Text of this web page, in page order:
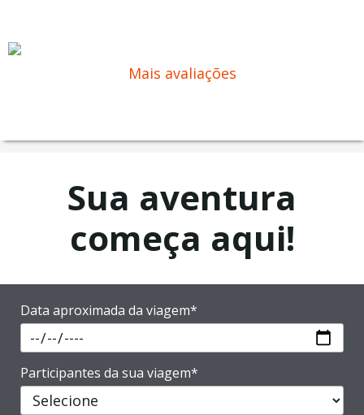
Mais avaliações
Sua aventura
começa aqui!
Data aproximada da viagem*
Participantes da sua viagem*